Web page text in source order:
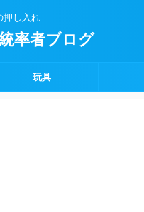
押し入れ
率者ブログ
玩具